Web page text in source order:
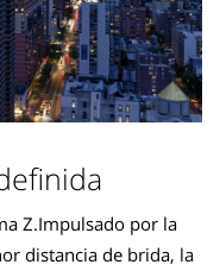
Z.Impulsado por la
distancia de brida, la